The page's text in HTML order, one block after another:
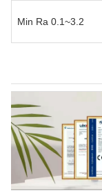
Min Ra 0.1~3.2